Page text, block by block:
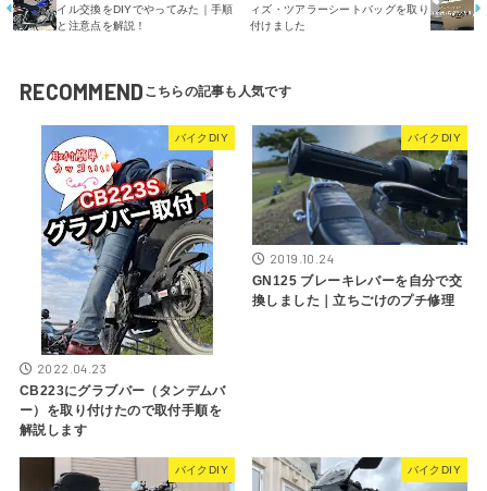
イル交換をDIYでやってみた｜手順
と注意点を解説！
ィズ・ツアラーシートバッグを取り
付けました
RECOMMEND
バイクDIY
2022.04.23
CB223にグラブバー（タンデムバ
ー）を取り付けたので取付手順を
解説します
バイクDIY
2019.10.24
GN125 ブレーキレバーを自分で交
換しました｜立ちごけのプチ修理
バイクDIY バイクDIY